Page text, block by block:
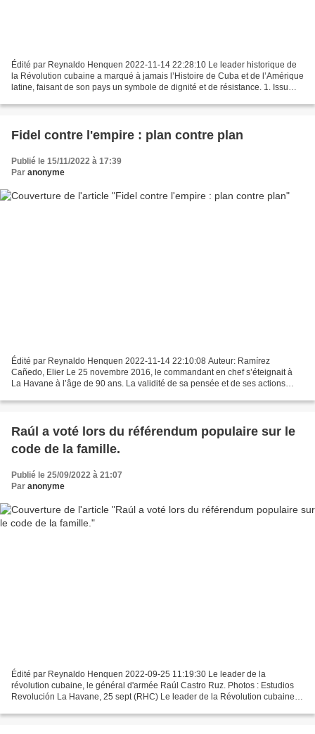
Édité par Reynaldo Henquen 2022-11-14 22:28:10 Le leader historique de
la Révolution cubaine a marqué à jamais l’Histoire de Cuba et de l’Amérique
latine, faisant de son pays un symbole de dignité et de résistance. 1. Issu
Fidel contre l'empire : plan contre plan
Publié le 15/11/2022 à 17:39
Par anonyme
Édité par Reynaldo Henquen 2022-11-14 22:10:08 Auteur: Ramírez
Cañedo, Elier Le 25 novembre 2016, le commandant en chef s’éteignait à
La Havane à l’âge de 90 ans. La validité de sa pensée et de ses actions
Raúl a voté lors du référendum populaire sur le
code de la famille.
Publié le 25/09/2022 à 21:07
Par anonyme
Édité par Reynaldo Henquen 2022-09-25 11:19:30 Le leader de la
révolution cubaine, le général d'armée Raúl Castro Ruz. Photos : Estudios
Revolución La Havane, 25 sept (RHC) Le leader de la Révolution cubaine,